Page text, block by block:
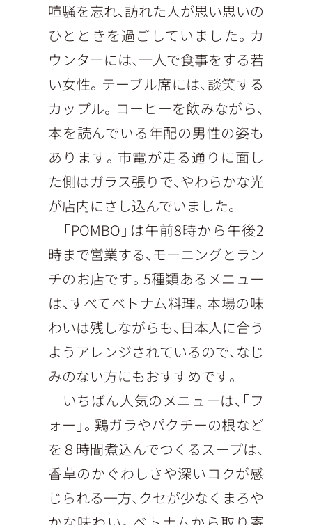
喧騒を忘れ、訪れた人が思い思いの
ひとときを過ごしていました。カ
ウンターには、一人で食事をする若
い女性。テーブル席には、談笑する
カップル。コーヒーを飲みながら、
本を読んでいる年配の男性の姿も
あります。市電が走る通りに面し
た側はガラス張りで、やわらかな光
が店内にさし込んでいました。
「POMBO」は午前8時から午後2
時まで営業する、モーニングとラン
チのお店です。5種類あるメニュー
は、すべてベトナム料理。本場の味
わいは残しながらも、日本人に合う
ようアレンジされているので、なじ
みのない方にもおすすめです。
いちばん人気のメニューは、「フ
ォー」。鶏ガラやパクチーの根など
を８時間煮込んでつくるスープは、
香草のかぐわしさや深いコクが感
じられる一方、クセが少なくまろや